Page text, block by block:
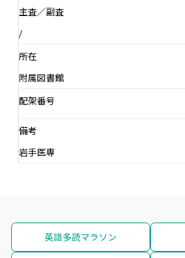
主査／副査
/
所在
附属図書館
配架番号
備考
岩手医専
英語多読マラソン